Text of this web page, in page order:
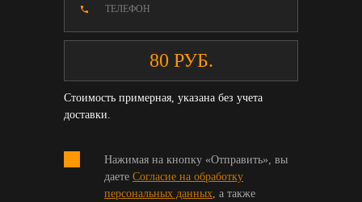
Стоимость примерная, указана без учета
доставки.
Нажимая на кнопку «Отправить», вы
даете Согласие на обработку
персональных данных, а также